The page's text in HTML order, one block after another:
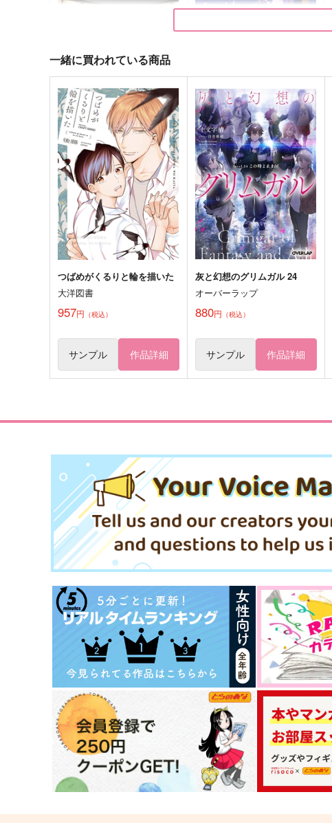
少女のいのちは死神でできて
いる
ソイミリオン
770 円（税込）
少女
サンプル 作品詳細
氷結の死神はじめてのおつか
い
黒カビ
550円（税込）
HiMERU×礼瀬マヨイ
サンプル 作品詳細
一緒に買われている商品
つばめがくるりと輪を描いた
大洋図書
957円 （税込）
サンプル 作品詳細
灰と幻想のグリムガル 24
オーバーラップ
880円 （税込）
サンプル 作品詳細